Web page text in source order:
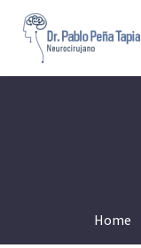
Home